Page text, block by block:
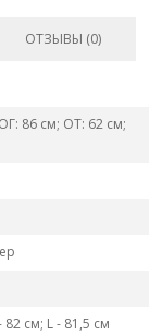
ОТЗЫВЫ (0)
86 см; ОТ: 62 см;
82 см; L - 81,5 см